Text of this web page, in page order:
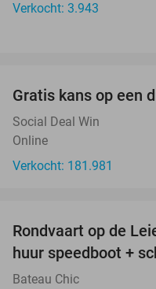
Verkocht: 3.943
Gratis kans op een
Social Deal Win
Online
Verkocht: 181.981
Rondvaart op de
huur speedboot +
Bateau Chic